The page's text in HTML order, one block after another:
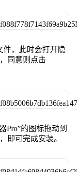
件，此时会打开隐
同意则点击
Pro”的图标拖动到
即可完成安装。